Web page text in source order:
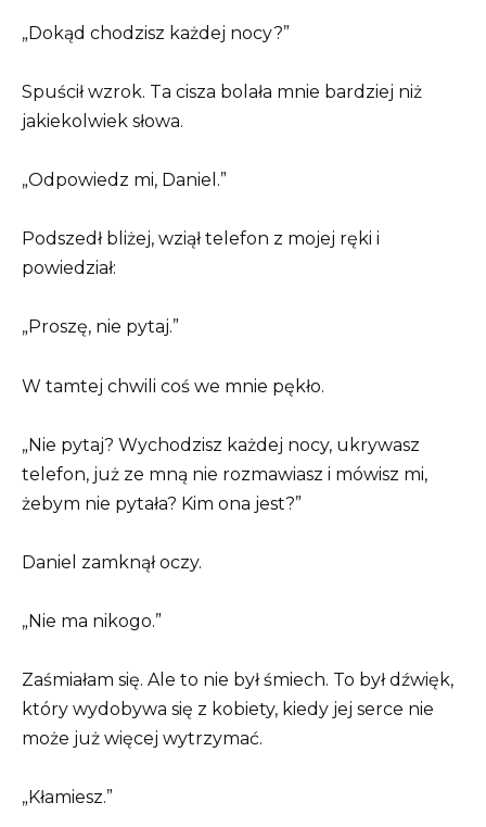
„Dokąd chodzisz każdej nocy?”
Spuścił wzrok. Ta cisza bolała mnie bardziej niż
jakiekolwiek słowa.
„Odpowiedz mi, Daniel.”
Podszedł bliżej, wziął telefon z mojej ręki i
powiedział:
„Proszę, nie pytaj.”
W tamtej chwili coś we mnie pękło.
„Nie pytaj? Wychodzisz każdej nocy, ukrywasz
telefon, już ze mną nie rozmawiasz i mówisz mi,
żebym nie pytała? Kim ona jest?”
Daniel zamknął oczy.
„Nie ma nikogo.”
Zaśmiałam się. Ale to nie był śmiech. To był dźwięk,
który wydobywa się z kobiety, kiedy jej serce nie
może już więcej wytrzymać.
„Kłamiesz.”